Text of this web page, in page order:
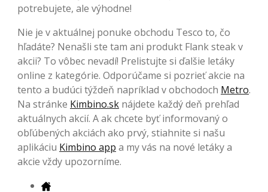
potrebujete, ale výhodne!
Nie je v aktuálnej ponuke obchodu Tesco to, čo
hľadáte? Nenašli ste tam ani produkt Flank steak v
akcii? To vôbec nevadí! Prelistujte si ďalšie letáky
online z kategórie. Odporúčame si pozrieť akcie na
tento a budúci týždeň napríklad v obchodoch Metro.
Na stránke Kimbino.sk nájdete každý deň prehľad
aktuálnych akcií. A ak chcete byť informovaný o
obľúbených akciách ako prvý, stiahnite si našu
aplikáciu Kimbino app a my vás na nové letáky a
akcie vždy upozorníme.